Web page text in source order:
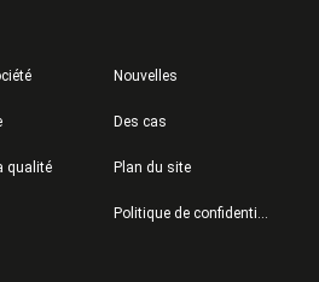
qualité
Nouvelles
Des cas
Plan du site
Politique de confidentialité